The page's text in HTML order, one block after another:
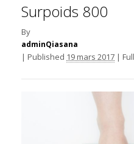
Surpoids 800
By
adminQiasana
| Published 19 mars 2017 |